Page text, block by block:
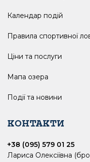
Календар подій
Правила спортивної
Ціни та послуги
Мапа озера
Події та новини
КОНТАКТИ
+38 (095) 579 01 25
Лариса Олексіївна